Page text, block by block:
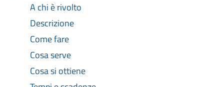
A chi è rivolto
Descrizione
Come fare
Cosa serve
Cosa si ottiene